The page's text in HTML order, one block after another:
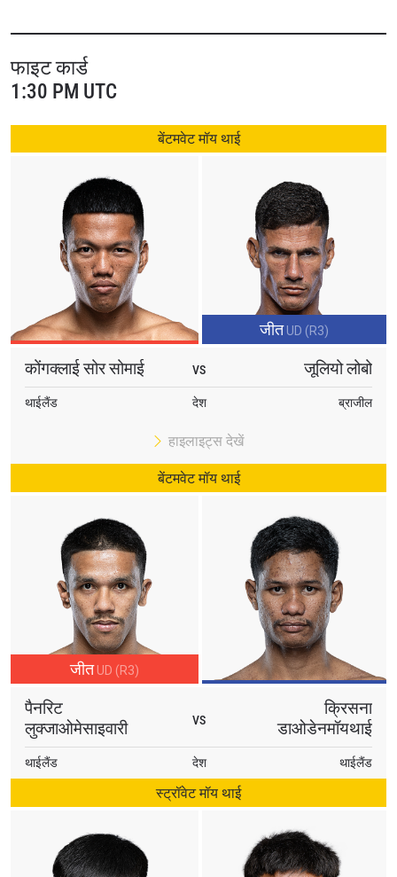
The Inner Circle के मेन इवेंट में दो नॉकआउट आर्टिस्ट्स अपना फेदरवेट
मॉय थाई डेब्यू करते नजर आएंगे, जहां “लेफ्ट मीटियोराइट” रटचासीसैन
लाओचोकचारोएन का सामना रूसी सनसनी एल्ब्रस “द समुराई” ओसमानोव से
होगा।
कोंगक्लाई सोर सोमाई का सामना ब्राजीलियाई स्टार जूलियो लोबो से बेंटमवेट
मॉय थाई मैच में होगा।
भारत में The Inner Circle को live.onefc.comपर शाम 5 बजे से लाइव
देखा जा सकता है।
ONE Friday Fights 152 को शाम 7 बजे से JioHotstar और Star
फाइट कार्ड
1:30 PM UTC
बेंटमवेट मॉय थाई
जीत UD (R3)
कोंगक्लाई सोर सोमाई VS जूलियो लोबो
थाईलैंड देश ब्राजील
हाइलाइट्स देखें
बेंटमवेट मॉय थाई
जीत UD (R3)
पैनरिट
लुक्जाओमेसाइवारी
VS
क्रिसना
डाओडेनमॉयथाई
थाईलैंड देश थाईलैंड
स्ट्रॉवेट मॉय थाई